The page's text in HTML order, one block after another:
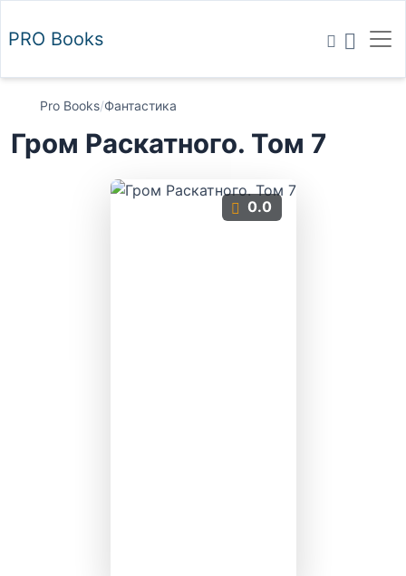
PRO Books
Pro Books/Фантастика
Гром Раскатного. Том 7
0.0